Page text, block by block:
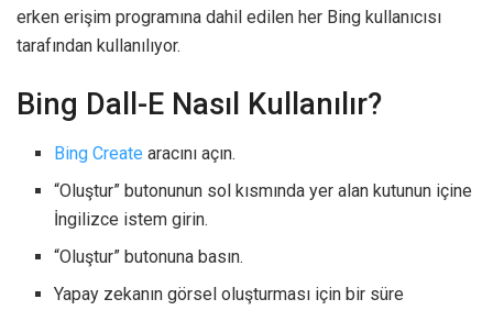
erken erişim programına dahil edilen her Bing kullanıcısı
tarafından kullanılıyor.
Bing Dall-E Nasıl Kullanılır?
Bing Create aracını açın.
“Oluştur” butonunun sol kısmında yer alan kutunun içine
İngilizce istem girin.
“Oluştur” butonuna basın.
Yapay zekanın görsel oluşturması için bir süre